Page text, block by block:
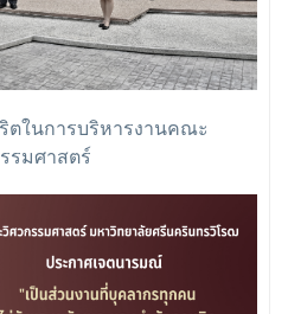
ตในการบริหารงานคณะ
รมศาสตร์